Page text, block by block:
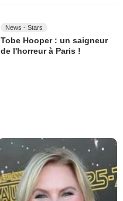
News - Stars
Tobe Hooper : un saigneur
de l'horreur à Paris !